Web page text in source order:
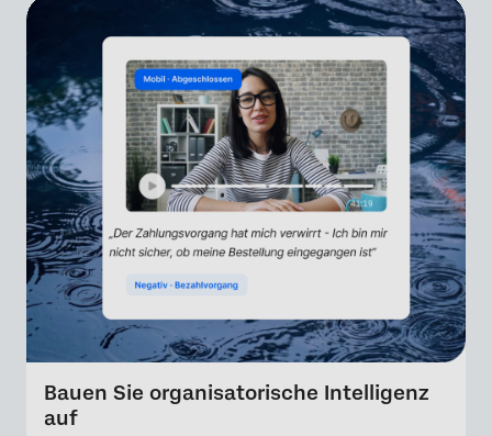
Bauen Sie organisatorische Intelligenz
auf